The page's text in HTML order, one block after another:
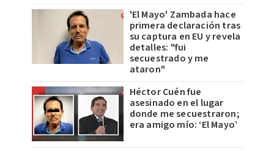
'El Mayo' Zambada hace
primera declaración tras
su captura en EU y revela
detalles: "fui
secuestrado y me
ataron"
Héctor Cuén fue
asesinado en el lugar
donde me secuestraron;
era amigo mío: ‘El Mayo’